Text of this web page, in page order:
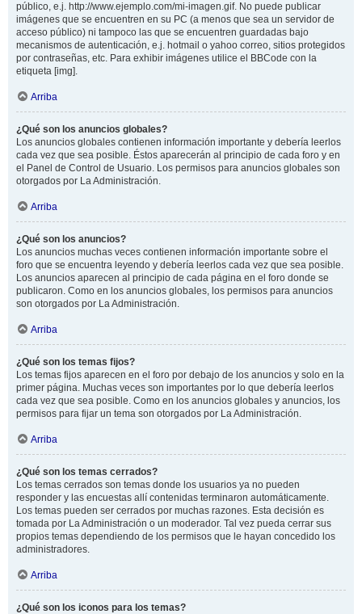
público, e.j. http://www.ejemplo.com/mi-imagen.gif. No puede publicar
imágenes que se encuentren en su PC (a menos que sea un servidor de
acceso público) ni tampoco las que se encuentren guardadas bajo
mecanismos de autenticación, e.j. hotmail o yahoo correo, sitios protegidos
por contraseñas, etc. Para exhibir imágenes utilice el BBCode con la
etiqueta [img].
Arriba
¿Qué son los anuncios globales?
Los anuncios globales contienen información importante y debería leerlos
cada vez que sea posible. Éstos aparecerán al principio de cada foro y en
el Panel de Control de Usuario. Los permisos para anuncios globales son
otorgados por La Administración.
Arriba
¿Qué son los anuncios?
Los anuncios muchas veces contienen información importante sobre el
foro que se encuentra leyendo y debería leerlos cada vez que sea posible.
Los anuncios aparecen al principio de cada página en el foro donde se
publicaron. Como en los anuncios globales, los permisos para anuncios
son otorgados por La Administración.
Arriba
¿Qué son los temas fijos?
Los temas fijos aparecen en el foro por debajo de los anuncios y solo en la
primer página. Muchas veces son importantes por lo que debería leerlos
cada vez que sea posible. Como en los anuncios globales y anuncios, los
permisos para fijar un tema son otorgados por La Administración.
Arriba
¿Qué son los temas cerrados?
Los temas cerrados son temas donde los usuarios ya no pueden
responder y las encuestas allí contenidas terminaron automáticamente.
Los temas pueden ser cerrados por muchas razones. Esta decisión es
tomada por La Administración o un moderador. Tal vez pueda cerrar sus
propios temas dependiendo de los permisos que le hayan concedido los
administradores.
Arriba
¿Qué son los iconos para los temas?